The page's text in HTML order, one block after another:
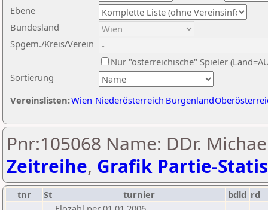
Ebene
Sortierung
Bundesland
Spgem./Kreis/Verein
Nur "österreichische" Spieler
Vereinslisten:Wien Niederösterreich Burgenland
Pnr:105068 Name: DDr.
Zeitreihe, Grafik Partie-
tnr St turnier bdld rd